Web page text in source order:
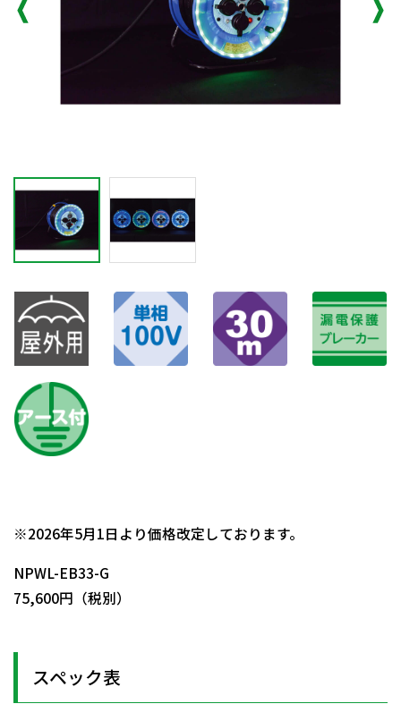
※2026年5月1日より価格改定しております。
NPWL-EB33-G
75,600円（税別）
スペック表